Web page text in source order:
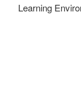
Learning